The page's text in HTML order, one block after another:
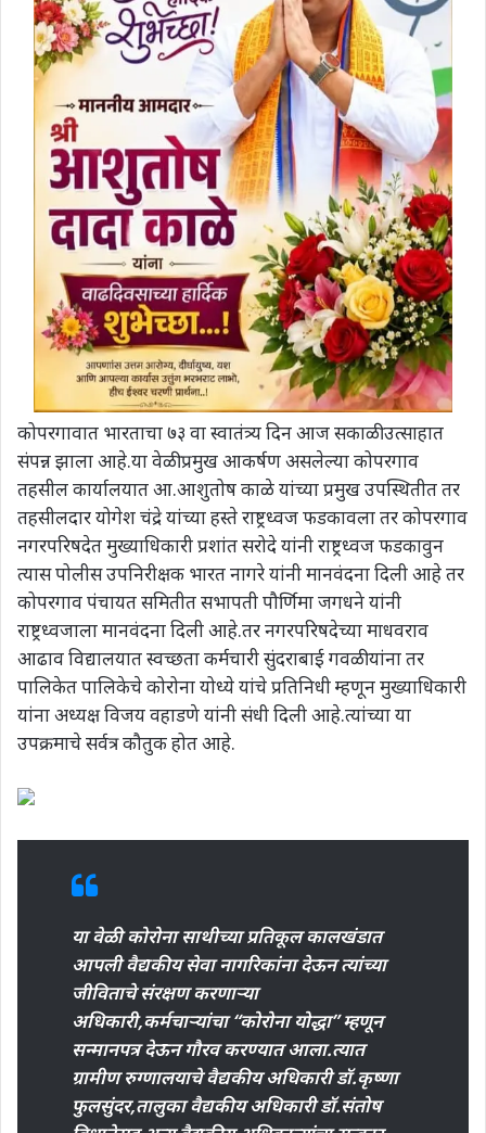
कोपरगावात भारताचा ७३ वा स्वातंत्र्य दिन आज सकाळी उत्साहात
संपन्न झाला आहे.या वेळी प्रमुख आकर्षण असलेल्या कोपरगाव
तहसील कार्यालयात आ.आशुतोष काळे यांच्या प्रमुख उपस्थितीत तर
तहसीलदार योगेश चंद्रे यांच्या हस्ते राष्ट्रध्वज फडकावला तर कोपरगाव
नगरपरिषदेत मुख्याधिकारी प्रशांत सरोदे यांनी राष्ट्रध्वज फडकावुन
त्यास पोलीस उपनिरीक्षक भारत नागरे यांनी मानवंदना दिली आहे तर
कोपरगाव पंचायत समितीत सभापती पौर्णिमा जगधने यांनी
राष्ट्रध्वजाला मानवंदना दिली आहे.तर नगरपरिषदेच्या माधवराव
आढाव विद्यालयात स्वच्छता कर्मचारी सुंदराबाई गवळी यांना तर
पालिकेत पालिकेचे कोरोना योध्ये यांचे प्रतिनिधी म्हणून मुख्याधिकारी
यांना अध्यक्ष विजय वहाडणे यांनी संधी दिली आहे.त्यांच्या या
उपक्रमाचे सर्वत्र कौतुक होत आहे.
या वेळी कोरोना साथीच्या प्रतिकूल कालखंडात
आपली वैद्यकीय सेवा नागरिकांना देऊन त्यांच्या
जीविताचे संरक्षण करणाऱ्या
अधिकारी,कर्मचाऱ्यांचा “कोरोना योद्धा” म्हणून
सन्मानपत्र देऊन गौरव करण्यात आला.त्यात
ग्रामीण रुग्णालयाचे वैद्यकीय अधिकारी डॉ.कृष्णा
फुलसुंदर,तालुका वैद्यकीय अधिकारी डॉ.संतोष